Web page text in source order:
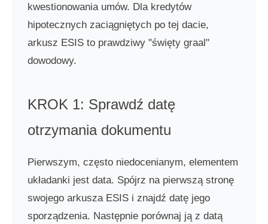
kwestionowania umów. Dla kredytów
hipotecznych zaciągniętych po tej dacie,
arkusz ESIS to prawdziwy "święty graal"
dowodowy.
KROK 1: Sprawdź datę
otrzymania dokumentu
Pierwszym, często niedocenianym, elementem
układanki jest data. Spójrz na pierwszą stronę
swojego arkusza ESIS i znajdź datę jego
sporządzenia. Następnie porównaj ją z datą